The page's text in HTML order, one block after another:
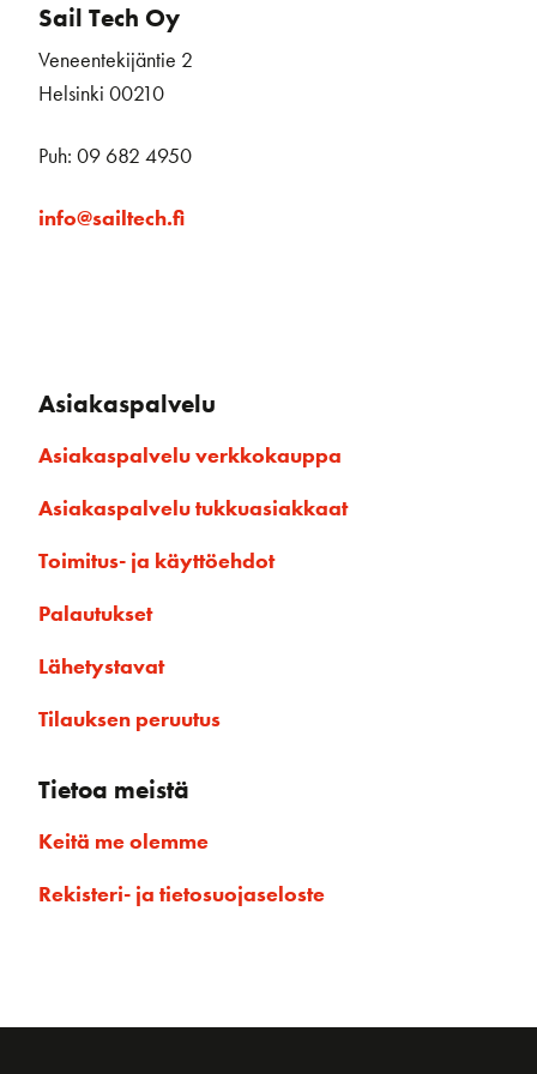
Sail Tech Oy
Veneentekijäntie 2
Helsinki 00210
Puh: 09 682 4950
info@sailtech.fi
Asiakaspalvelu
Asiakaspalvelu verkkokauppa
Asiakaspalvelu tukkuasiakkaat
Toimitus- ja käyttöehdot
Palautukset
Lähetystavat
Tilauksen peruutus
Tietoa meistä
Keitä me olemme
Rekisteri- ja tietosuojaseloste